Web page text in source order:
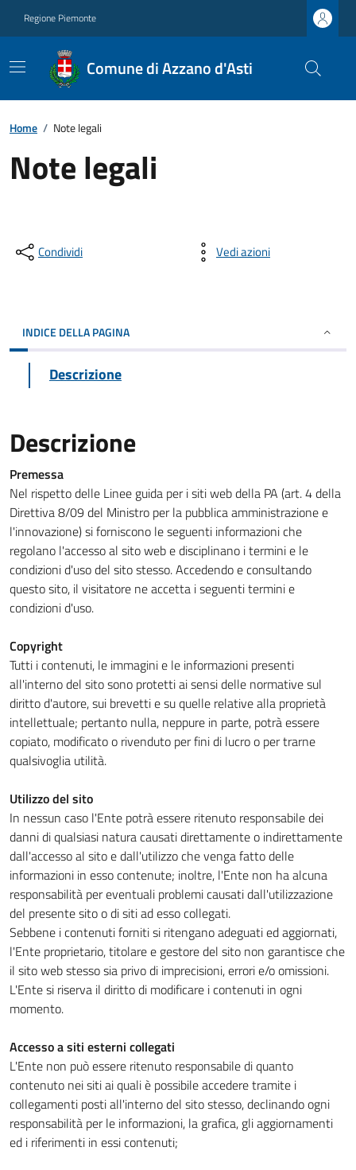
Regione Piemonte
Comune di Azzano d'Asti
Home / Note legali
Note legali
Condividi Vedi azioni
INDICE DELLA PAGINA
Descrizione
Descrizione
Premessa
Nel rispetto delle Linee guida per i siti web della PA (art. 4 della
Direttiva 8/09 del Ministro per la pubblica amministrazione e
l'innovazione) si forniscono le seguenti informazioni che
regolano l'accesso al sito web e disciplinano i termini e le
condizioni d'uso del sito stesso. Accedendo e consultando
questo sito, il visitatore ne accetta i seguenti termini e
condizioni d'uso.
Copyright
Tutti i contenuti, le immagini e le informazioni presenti
all'interno del sito sono protetti ai sensi delle normative sul
diritto d'autore, sui brevetti e su quelle relative alla proprietà
intellettuale; pertanto nulla, neppure in parte, potrà essere
copiato, modificato o rivenduto per fini di lucro o per trarne
qualsivoglia utilità.
Utilizzo del sito
In nessun caso l'Ente potrà essere ritenuto responsabile dei
danni di qualsiasi natura causati direttamente o indirettamente
dall'accesso al sito e dall'utilizzo che venga fatto delle
informazioni in esso contenute; inoltre, l'Ente non ha alcuna
responsabilità per eventuali problemi causati dall'utilizzazione
del presente sito o di siti ad esso collegati.
Sebbene i contenuti forniti si ritengano adeguati ed aggiornati,
l'Ente proprietario, titolare e gestore del sito non garantisce che
il sito web stesso sia privo di imprecisioni, errori e/o omissioni.
L'Ente si riserva il diritto di modificare i contenuti in ogni
momento.
Accesso a siti esterni collegati
L'Ente non può essere ritenuto responsabile di quanto
contenuto nei siti ai quali è possibile accedere tramite i
collegamenti posti all'interno del sito stesso, declinando ogni
responsabilità per le informazioni, la grafica, gli aggiornamenti
ed i riferimenti in essi contenuti;